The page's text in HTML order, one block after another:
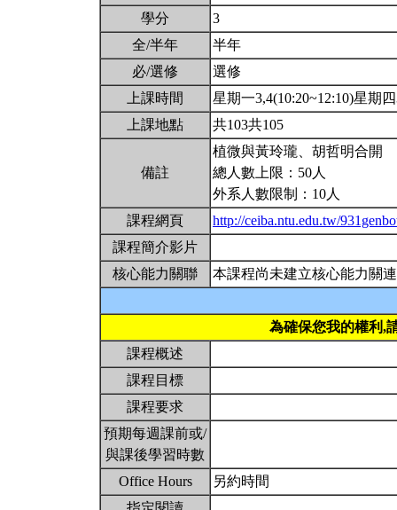
學分
3
全/半年
半年
必/選修
選修
上課時間
星期一3,4(10:20~12:10)星期
上課地點
共103共105
備註
植微與黃玲瓏、胡哲明合開
總人數上限：50人
外系人數限制：10人
課程網頁
http://ceiba.ntu.edu.tw/
課程簡介影片
核心能力關聯
本課程尚未建立核心能力關連
為確保您我的權利,
課程概述
課程目標
課程要求
預期每週課前或/
與課後學習時數
Office Hours
另約時間